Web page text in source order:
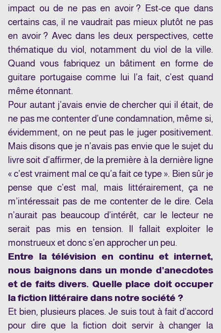
impact ou de ne pas en avoir ? Est-ce que dans
certains cas, il ne vaudrait pas mieux plutôt ne pas
en avoir ? Avec dans les deux perspectives, cette
thématique du viol, notamment du viol de la ville.
Quand vous fabriquez un bâtiment en forme de
guitare portugaise comme lui l’a fait, c’est quand
même étonnant.
Pour autant j’avais envie de chercher qui il était, de
ne pas me contenter d’une condamnation, même si,
évidemment, on ne peut pas le juger positivement.
Mais disons que je n’avais pas envie que le sujet du
livre soit d’affirmer, de la première à la dernière ligne
« c’est vraiment mal ce qu’a fait ce type ». Bien sûr je
pense que c’est mal, mais littérairement, ça ne
m’intéressait pas de me contenter de le dire. Cela
n’aurait pas beaucoup d’intérêt, car le lecteur ne
serait pas mis en tension. Il fallait exploiter le
monstrueux et donc s’en approcher un peu.
Entre la télévision en continu et internet,
nous baignons dans un monde d’anecdotes
et de faits divers. Quelle place doit occuper
la fiction littéraire dans notre société ?
Et bien, plusieurs places. Je suis tout à fait d’accord
pour dire que la fiction doit servir à changer la